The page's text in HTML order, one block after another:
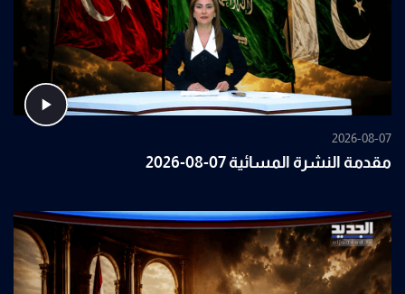
2026-08-07
مقدمة النشرة المسائية 07-08-2026